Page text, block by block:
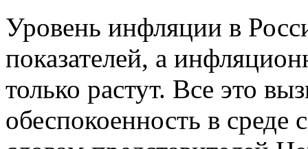
Уровень инфляции в
показателей, а
только растут. Все это
обеспокоенность в среде